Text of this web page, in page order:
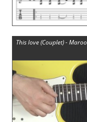
This love (Couplet) -